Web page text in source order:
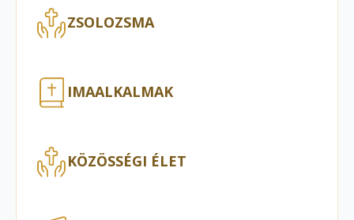
ZSOLOZSMA
IMAALKALMAK
KÖZÖSSÉGI ÉLET